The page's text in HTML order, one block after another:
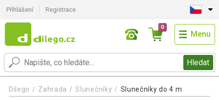
Přihlášení Registrace
Hledat
0
Menu
Dilego Zahrada Slunečníky Slunečníky do 4 m